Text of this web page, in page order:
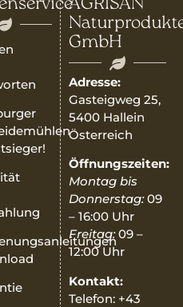
AGRISAN
GmbH
Adresse:
Gasteigweg 25,
5400 Hallein
Österreich
Öffnungszeiten:
Montag bis
Donnerstag:09
– 16:00 Uhr
Freitag:09 –
12:00 Uhr
Kontakt:
Telefon: +43